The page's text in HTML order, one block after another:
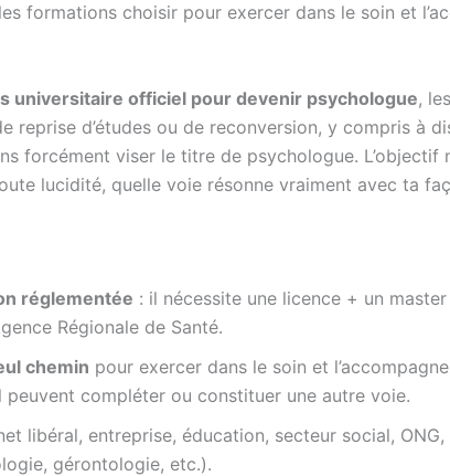
formations choisir pour exercer dans le soin et
universitaire officiel pour devenir psychologue,
reprise d’études ou de reconversion, y compris à
forcément viser le titre de psychologue. L’objectif
lucidité, quelle voie résonne vraiment avec ta
réglementée : il nécessite une licence + un
Régionale de Santé.
chemin pour exercer dans le soin et
compléter ou constituer une autre voie.
libéral, entreprise, éducation, secteur social,
gérontologie, etc.).